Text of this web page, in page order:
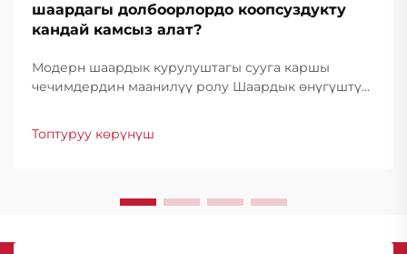
шаардагы долбоорлордо коопсуздукту
кандай камсыз алат?
Модерн шаардык курулуштагы сууга каршы
чечимдердин маанилүү ролу Шаардык өнүгүштүн
конструкциялык бүтүндүккө ири бөлүк болуп
Топтуруу көрүнүш